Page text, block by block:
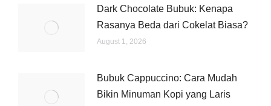
Dark Chocolate Bubuk: Kenapa
Rasanya Beda dari Cokelat Biasa?
August 1, 2026
Bubuk Cappuccino: Cara Mudah
Bikin Minuman Kopi yang Laris